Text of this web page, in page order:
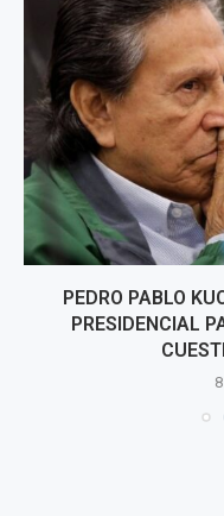
PEDRO PABLO
PRESIDENCIAL